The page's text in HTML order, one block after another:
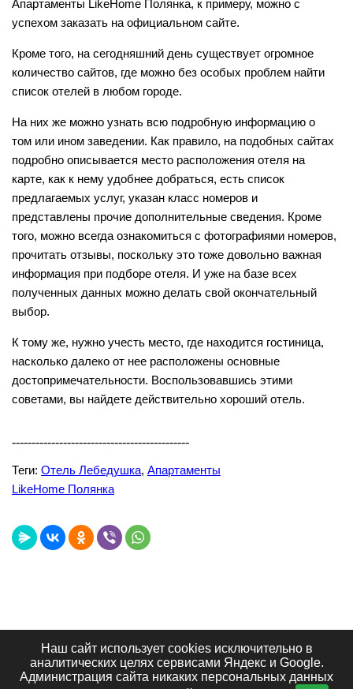
Апартаменты LikeHome Полянка, к примеру, можно с
успехом заказать на официальном сайте.
Кроме того, на сегодняшний день существует огромное
количество сайтов, где можно без особых проблем найти
список отелей в любом городе.
На них же можно узнать всю подробную информацию о
том или ином заведении. Как правило, на подобных сайтах
подробно описывается место расположения отеля на
карте, как к нему удобнее добраться, есть список
предлагаемых услуг, указан класс номеров и
представлены прочие дополнительные сведения. Кроме
того, можно всегда ознакомиться с фотографиями номеров,
прочитать отзывы, поскольку это тоже довольно важная
информация при подборе отеля. И уже на базе всех
полученных данных можно делать свой окончательный
выбор.
К тому же, нужно учесть место, где находится гостиница,
насколько далеко от нее расположены основные
достопримечательности. Воспользовавшись этими
советами, вы найдете действительно хороший отель.
---------------------------------------------
Теги: Отель Лебедушка, Апартаменты
LikeHome Полянка
Лучшие сайты Топ сайтов
Видеообзоры
Интересное в сети
Блог портала
Отзывы
Наш сайт использует cookies исключительно в
аналитических целях сервисами Яндекс и Google.
Администрация сайта никаких персональных данных